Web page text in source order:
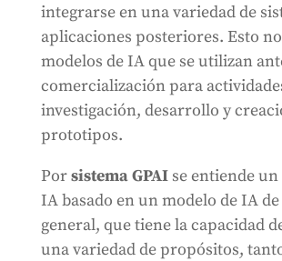
integrarse en una variedad de
aplicaciones posteriores. Esto
modelos de IA que se utilizan
comercialización para
investigación, desarrollo y
prototipos.
Porsistema GPAIse entiende un
IA basado en un modelo de IA
general, que tiene la capacidad
una variedad de propósitos,